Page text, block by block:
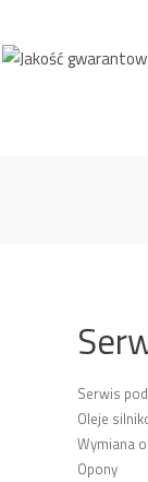
Serwis
Oleje
Wymiana
Opony